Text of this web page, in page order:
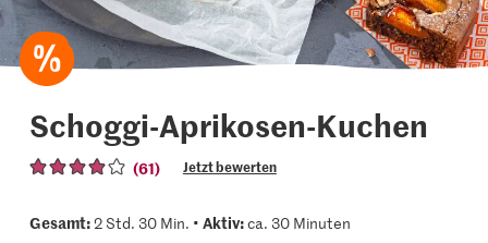
Schoggi-Aprikosen-Kuchen
(61) Jetzt bewerten
Gesamt:2 Std. 30 Min. • Aktiv:ca. 30 Minuten